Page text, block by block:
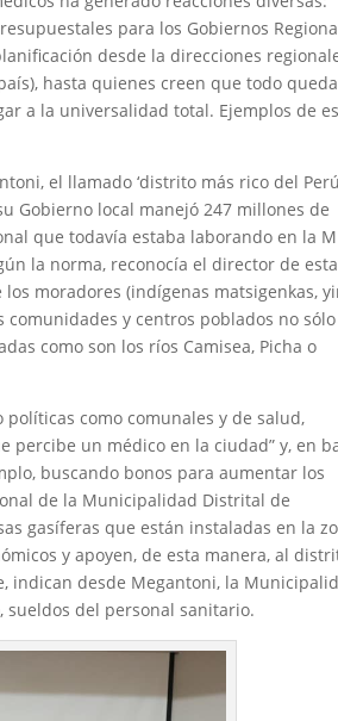
para los Gobiernos
desde la direcciones
hasta quienes creen que todo
a la universalidad total. Ejemplos de
el llamado ‘distrito más rico del
Gobierno local manejó 247 millones de
que todavía estaba laborando en la
la norma, reconocía el director de esta
moradores (indígenas matsigenkas,
y centros poblados no
como son los ríos Camisea, Picha o
políticas como comunales y de salud,
percibe un médico en la ciudad” y, en
buscando bonos para aumentar los
de la Municipalidad Distrital de
gasíferas que están instaladas en la
y apoyen, de esta manera, al
indican desde Megantoni, la
del personal sanitario.